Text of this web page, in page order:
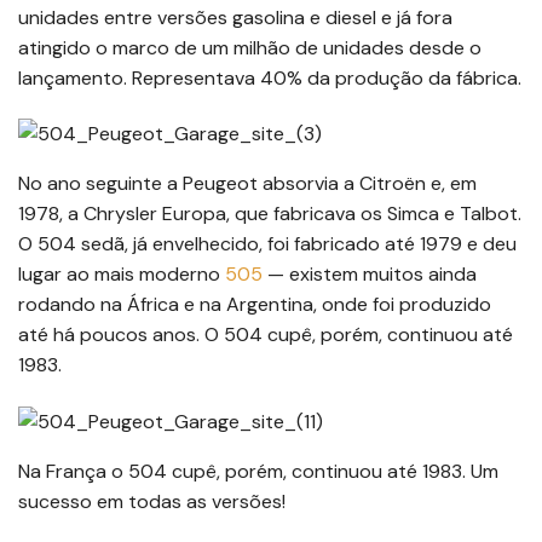
unidades entre versões gasolina e diesel e já fora
atingido o marco de um milhão de unidades desde o
lançamento. Representava 40% da produção da fábrica.
No ano seguinte a Peugeot absorvia a Citroën e, em
1978, a Chrysler Europa, que fabricava os Simca e Talbot.
O 504 sedã, já envelhecido, foi fabricado até 1979 e deu
lugar ao mais moderno 505 — existem muitos ainda
rodando na África e na Argentina, onde foi produzido
até há poucos anos. O 504 cupê, porém, continuou até
1983.
Na França o 504 cupê, porém, continuou até 1983. Um
sucesso em todas as versões!